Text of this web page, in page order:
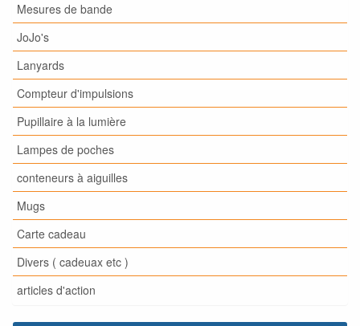
Mesures de bande
JoJo's
Lanyards
Compteur d'impulsions
Pupillaire à la lumière
Lampes de poches
conteneurs à aiguilles
Mugs
Carte cadeau
Divers ( cadeuax etc )
articles d'action